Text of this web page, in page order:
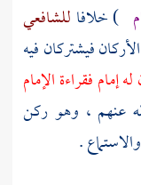
) خلافا للشافعي
فيشتركان فيه
إمام فقراءة الإمام
عنهم ، وهو ركن
.